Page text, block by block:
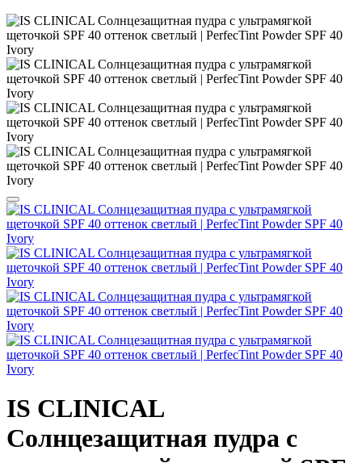
IS CLINICAL
Солнцезащитная пудра с